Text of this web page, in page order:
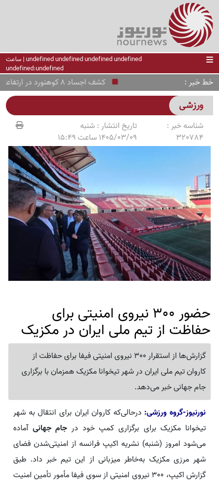
undefined undefined undefined undefined | ساعت
undefined:undefined
خط خبر کشف اجساد 8 کوهنورد در ارتفاعات پاکستان؛ علت مرگ دلخراش کوهنوردان مشخص شد
ورزشی
شناسه خبر :
320784
تاریخ انتشار :شنبه
1405/03/09 ساعت 15:49
حضور 300 نیروی امنیتی برای
حفاظت از تیم ملی ایران در مکزیک
گزارش‌ها از استقرار 300 نیروی امنیتی فیفا برای حفاظت از
کاروان تیم ملی ایران در شهر تیخوانا مکزیک همزمان با برگزاری
جام جهانی خبر می‌دهد.
نورنیوز-گروه ورزشی: درحالی‌که کاروان ایران برای انتقال به شهر
تیخوانا مکزیک برای برگزاری کمپ خود در جام جهانیآماده
می‌شود امروز (شنبه) نشریه اکیپ فرانسه از امنیتی‌شدن فضای
شهر مرزی مکزیک به‌خاطر میزبانی از این تیم خبر داد. طبق
گزارش اکیپ، ٣٠٠ نیروی امنیتی از سوی فیفا مأمور تأمین امنیت